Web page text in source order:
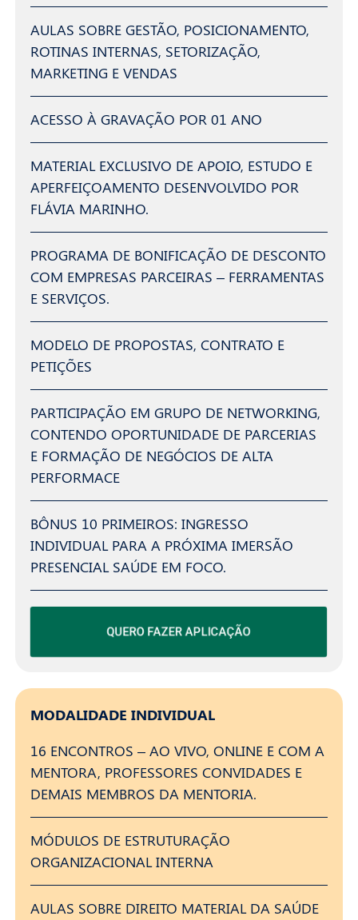
AULAS SOBRE GESTÃO, POSICIONAMENTO,
ROTINAS INTERNAS, SETORIZAÇÃO,
MARKETING E VENDAS
ACESSO À GRAVAÇÃO POR 01 ANO
MATERIAL EXCLUSIVO DE APOIO, ESTUDO E
APERFEIÇOAMENTO DESENVOLVIDO POR
FLÁVIA MARINHO.
PROGRAMA DE BONIFICAÇÃO DE DESCONTO
COM EMPRESAS PARCEIRAS – FERRAMENTAS
E SERVIÇOS.
MODELO DE PROPOSTAS, CONTRATO E
PETIÇÕES
PARTICIPAÇÃO EM GRUPO DE NETWORKING,
CONTENDO OPORTUNIDADE DE PARCERIAS
E FORMAÇÃO DE NEGÓCIOS DE ALTA
PERFORMACE
BÔNUS 10 PRIMEIROS: INGRESSO
INDIVIDUAL PARA A PRÓXIMA IMERSÃO
PRESENCIAL SAÚDE EM FOCO.
QUERO FAZER APLICAÇÃO
MODALIDADE INDIVIDUAL
16 ENCONTROS – AO VIVO, ONLINE E COM A
MENTORA, PROFESSORES CONVIDADES E
DEMAIS MEMBROS DA MENTORIA.
MÓDULOS DE ESTRUTURAÇÃO
ORGANIZACIONAL INTERNA
AULAS SOBRE DIREITO MATERIAL DA SAÚDE